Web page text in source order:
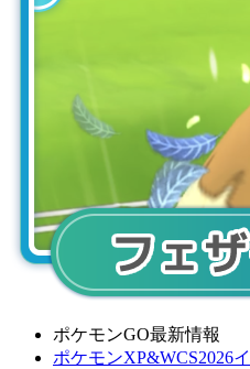
ポケモンGO最新情報
ポケモンXP&WCS2026